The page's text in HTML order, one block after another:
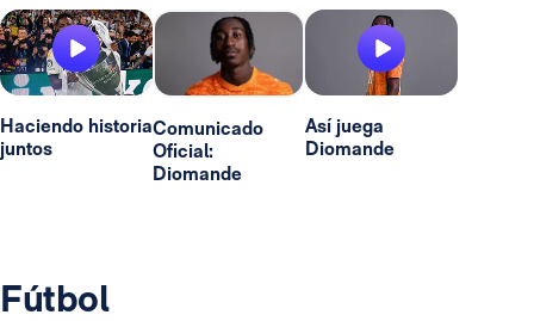
Haciendo historia
juntos
Comunicado
Oficial:
Diomande
Así juega
Diomande
Fútbol